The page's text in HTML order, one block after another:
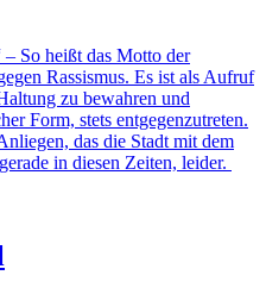
– So heißt das Motto der
Rassismus. Es ist als Aufruf
zu bewahren und
Form, stets entgegenzutreten.
das die Stadt mit dem
in diesen Zeiten, leider.